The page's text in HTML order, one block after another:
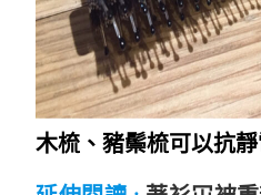
木梳、豬鬃梳可以抗